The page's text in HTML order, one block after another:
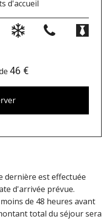
d'accueil
46 €
dernière est effectuée
d'arrivée prévue.
de 48 heures avant
total du séjour sera